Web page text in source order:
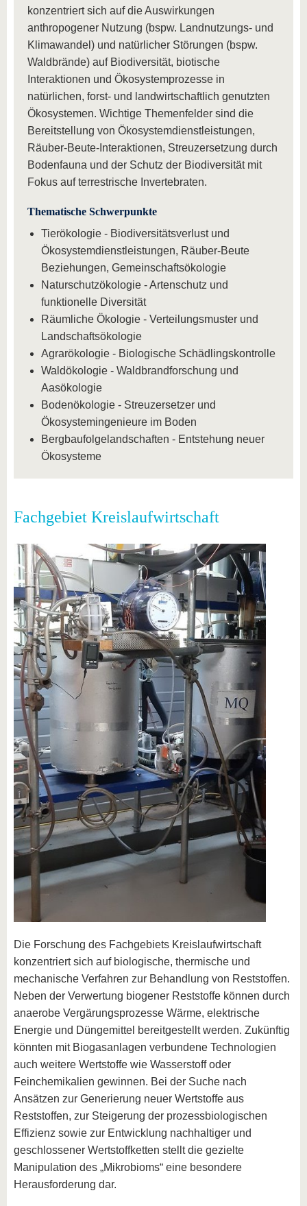
konzentriert sich auf die Auswirkungen
anthropogener Nutzung (bspw. Landnutzungs- und
Klimawandel) und natürlicher Störungen (bspw.
Waldbrände) auf Biodiversität, biotische
Interaktionen und Ökosystemprozesse in
natürlichen, forst- und landwirtschaftlich genutzten
Ökosystemen. Wichtige Themenfelder sind die
Bereitstellung von Ökosystemdienstleistungen,
Räuber-Beute-Interaktionen, Streuzersetzung durch
Bodenfauna und der Schutz der Biodiversität mit
Fokus auf terrestrische Invertebraten.
Thematische Schwerpunkte
Tierökologie - Biodiversitätsverlust und
Ökosystemdienstleistungen, Räuber-Beute
Beziehungen, Gemeinschaftsökologie
Naturschutzökologie - Artenschutz und
funktionelle Diversität
Räumliche Ökologie - Verteilungsmuster und
Landschaftsökologie
Agrarökologie - Biologische Schädlingskontrolle
Waldökologie - Waldbrandforschung und
Aasökologie
Bodenökologie - Streuzersetzer und
Ökosystemingenieure im Boden
Bergbaufolgelandschaften - Entstehung neuer
Ökosysteme
Fachgebiet Kreislaufwirtschaft
Die Forschung des Fachgebiets Kreislaufwirtschaft
konzentriert sich auf biologische, thermische und
mechanische Verfahren zur Behandlung von Reststoffen.
Neben der Verwertung biogener Reststoffe können durch
anaerobe Vergärungsprozesse Wärme, elektrische
Energie und Düngemittel bereitgestellt werden. Zukünftig
könnten mit Biogasanlagen verbundene Technologien
auch weitere Wertstoffe wie Wasserstoff oder
Feinchemikalien gewinnen. Bei der Suche nach
Ansätzen zur Generierung neuer Wertstoffe aus
Reststoffen, zur Steigerung der prozessbiologischen
Effizienz sowie zur Entwicklung nachhaltiger und
geschlossener Wertstoffketten stellt die gezielte
Manipulation des „Mikrobioms“ eine besondere
Herausforderung dar.